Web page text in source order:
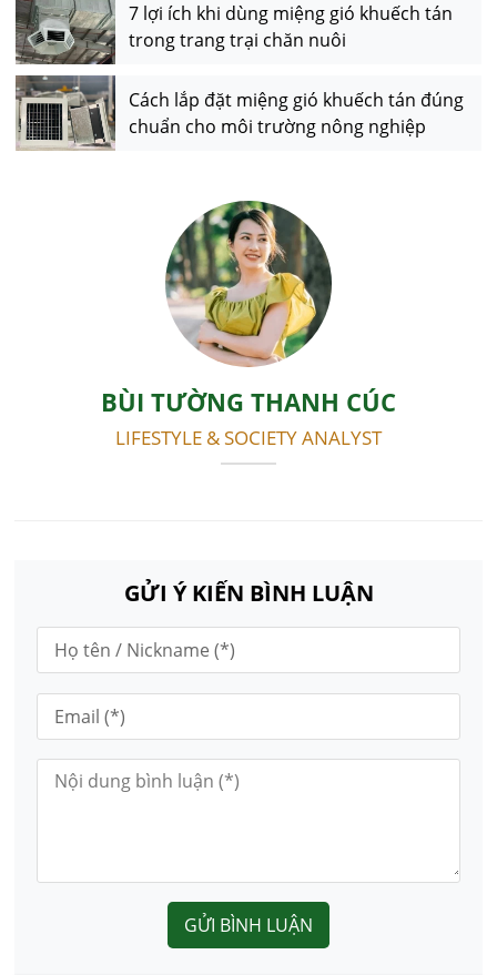
7 lợi ích khi dùng miệng gió khuếch tán
trong trang trại chăn nuôi
Cách lắp đặt miệng gió khuếch tán đúng
chuẩn cho môi trường nông nghiệp
BÙI TƯỜNG THANH CÚC
LIFESTYLE & SOCIETY ANALYST
GỬI Ý KIẾN BÌNH LUẬN
GỬI BÌNH LUẬN